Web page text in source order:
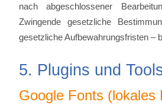
nach abgeschlossener
Zwingende gesetzliche
gesetzliche Aufbewahrungsfristen –
5. Plugins und
Google Fonts (lokales